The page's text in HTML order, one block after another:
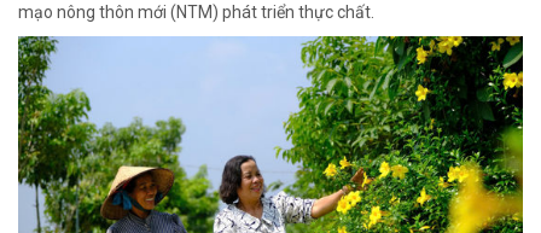
mạo nông thôn mới (NTM) phát triển thực chất.